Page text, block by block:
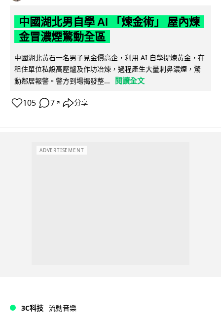
中國湖北男自學 AI 「煉金術」 屋內煉
金冒濃煙驚動全區
中國湖北黃石一名男子見金價高企，利用 AI 自學提煉黃金，在
租住單位私設高壓爐及作坊冶煉，過程產生大量刺鼻濃煙，驚
動鄰居報警。警方到場揭發整...
閱讀全文
105 7 ↗ 分享
ADVERTISEMENT
3C科技 流動音樂